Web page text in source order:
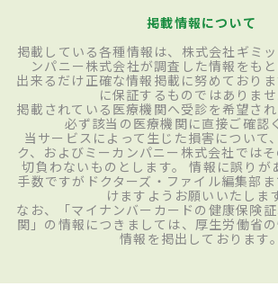
掲載情報について
掲載している各種情報は、株式会社ギミ
ンパニー株式会社が調査した情報をもと
出来るだけ正確な情報掲載に努めており
に保証するものではありませ
掲載されている医療機関へ受診を希望さ
必ず該当の医療機関に直接ご確認
当サービスによって生じた損害について
ク、およびミーカンパニー株式会社では
切負わないものとします。 情報に誤りが
手数ですがドクターズ・ファイル編集部
けますようお願いいたしま
なお、「マイナンバーカードの健康保険
関」の情報につきましては、厚生労働省の
情報を掲出しております。